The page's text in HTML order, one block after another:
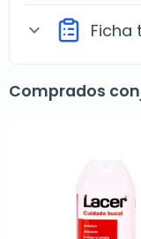
expand_more Ficha
Comprados